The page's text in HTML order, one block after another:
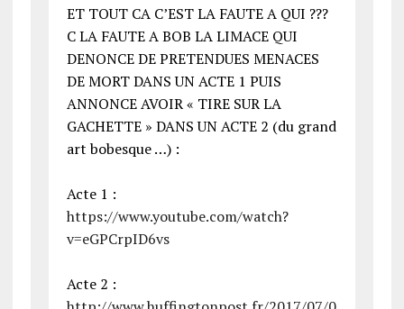
ET TOUT CA C’EST LA FAUTE A QUI ???
C LA FAUTE A BOB LA LIMACE QUI
DENONCE DE PRETENDUES MENACES
DE MORT DANS UN ACTE 1 PUIS
ANNONCE AVOIR « TIRE SUR LA
GACHETTE » DANS UN ACTE 2 (du grand
art bobesque …) :
Acte 1 :
https://www.youtube.com/watch?
v=eGPCrpID6vs
Acte 2 :